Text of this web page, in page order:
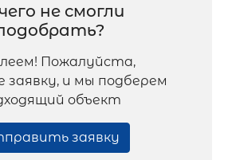
не смогли
Пожалуйста,
и мы подберем
объект
заявку